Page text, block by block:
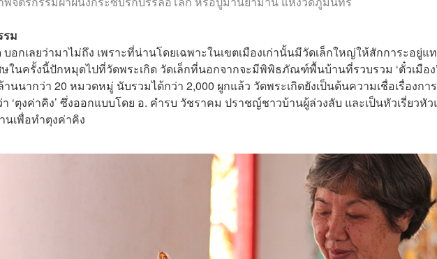
รม
อกเลยว่ามาไม่ถึง เพราะที่น่านโดยเฉพาะในเขตเมืองเก่านั้นมีวัดเล็กใหญ่ให้สักการะอยู่แ
ในครั้งนี้ปักหมุดไปที่วัดพระเกิด วัดเล็กที่นอกจากจะมีพิพิธภัณฑ์พื้นบ้านที่รวบรวม ‘ตั๋วเมือง
นากว่า 20 หมวดหมู่ นับรวมได้กว่า 2,000 ผูกแล้ว วัดพระเกิดยังเป็นต้นความเชื่อเรื่องกา
‘ตุงค่าคิง’ ซึ่งออกแบบโดย อ. คำรบ วัชราคม ปราชญ์ชาวบ้านผู้ล่วงลับ และเป็นหัวเรี่ยวหัว
เพื่อทำตุงค่าคิง